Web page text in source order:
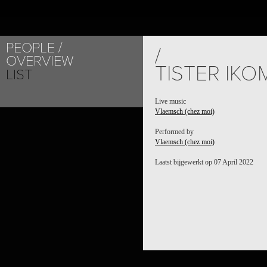
PEOPLE
OVERVIEW
LIST
/
TISTER
Live music
Vlaemsch (chez moi)
Performed by
Vlaemsch (chez moi)
Laatst bijgewerkt op 07 April 2022